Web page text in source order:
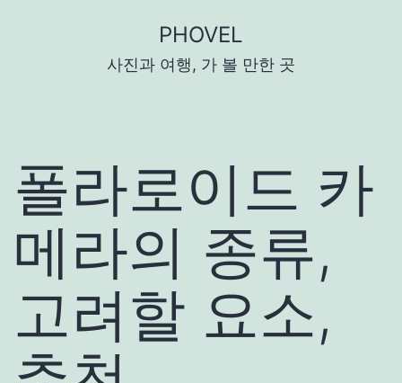
PHOVEL
사진과 여행, 가 볼 만한 곳
폴라로이드 카
메라의 종류,
고려할 요소,